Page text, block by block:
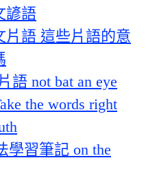
諺語
片語 這些片語的意
語 not bat an eye
the words right
學習筆記 on the